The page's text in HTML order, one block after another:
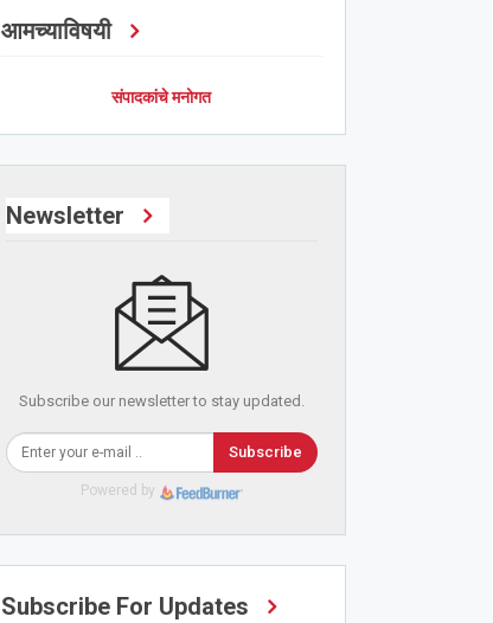
आमच्याविषयी
संपादकांचे मनोगत
Newsletter
Subscribe our newsletter to stay updated.
Subscribe
Powered by
Subscribe For Updates